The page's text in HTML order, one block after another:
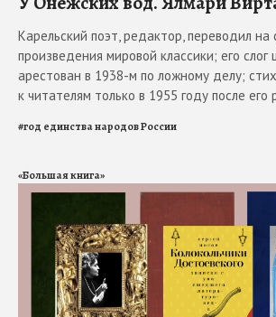
Карельский поэт, редактор, переводил на
произведения мировой классики; его слог
арестован в 1938-м по ложному делу;
к читателям только в 1955 году после его
#год единства народов России
«Большая книга»